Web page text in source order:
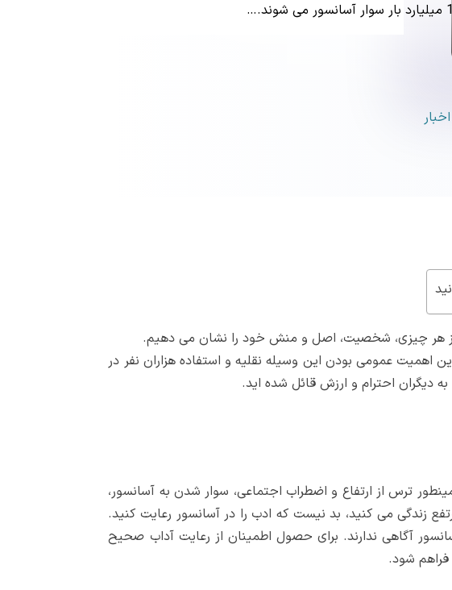
اخبار
از هر چیزی، شخصیت، اصل و منش خود را نشان می دهیم.
اهمیت عمومی بودن این وسیله نقلیه و استفاده هزاران نفر در
دیگران احترام و ارزش قائل شده اید.
ترس از ارتفاع و اضطراب اجتماعی، سوار شدن به آسانسور،
زندگی می کنید، بد نیست که ادب را در آسانسور رعایت کنید.
قوانین آسانسور آگاهی ندارند. برای حصول اطمینان از رعایت آداب صحیح
شود.